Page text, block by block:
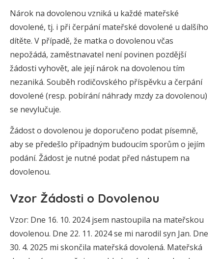
Nárok na dovolenou vzniká u každé mateřské
dovolené, tj. i při čerpání mateřské dovolené u dalšího
dítěte. V případě, že matka o dovolenou včas
nepožádá, zaměstnavatel není povinen pozdější
žádosti vyhovět, ale její nárok na dovolenou tím
nezaniká. Souběh rodičovského příspěvku a čerpání
dovolené (resp. pobírání náhrady mzdy za dovolenou)
se nevylučuje.
Žádost o dovolenou je doporučeno podat písemně,
aby se předešlo případným budoucím sporům o jejím
podání. Žádost je nutné podat před nástupem na
dovolenou.
Vzor Žádosti o Dovolenou
Vzor: Dne 16. 10. 2024 jsem nastoupila na mateřskou
dovolenou. Dne 22. 11. 2024 se mi narodil syn Jan. Dne
30. 4. 2025 mi skončila mateřská dovolená. Mateřská